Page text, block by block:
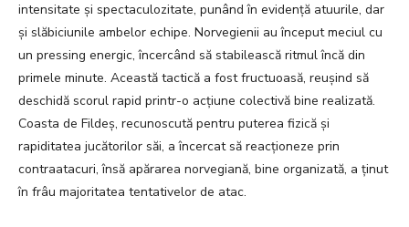
intensitate și spectaculozitate, punând în evidență atuurile, dar
și slăbiciunile ambelor echipe. Norvegienii au început meciul cu
un pressing energic, încercând să stabilească ritmul încă din
primele minute. Această tactică a fost fructuoasă, reușind să
deschidă scorul rapid printr-o acțiune colectivă bine realizată.
Coasta de Fildeș, recunoscută pentru puterea fizică și
rapiditatea jucătorilor săi, a încercat să reacționeze prin
contraatacuri, însă apărarea norvegiană, bine organizată, a ținut
în frâu majoritatea tentativelor de atac.